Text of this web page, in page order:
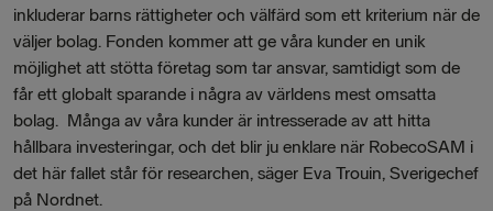
inkluderar barns rättigheter och välfärd som ett kriterium när de
väljer bolag. Fonden kommer att ge våra kunder en unik
möjlighet att stötta företag som tar ansvar, samtidigt som de
får ett globalt sparande i några av världens mest omsatta
bolag. Många av våra kunder är intresserade av att hitta
hållbara investeringar, och det blir ju enklare när RobecoSAM i
det här fallet står för researchen, säger Eva Trouin, Sverigechef
på Nordnet.